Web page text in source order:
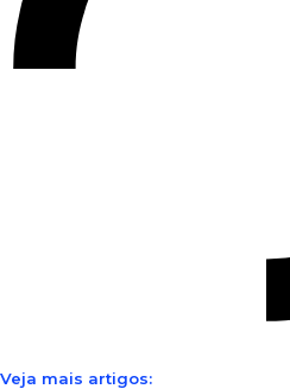
Veja mais artigos: